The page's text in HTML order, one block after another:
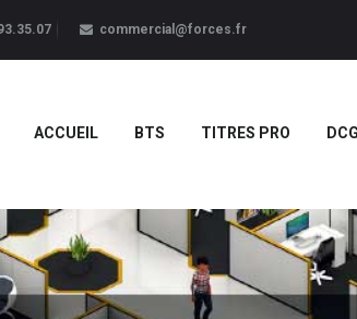
commercial@forces.fr
ACCUEIL BTS TITRES PRO DCG
BTS
DCG